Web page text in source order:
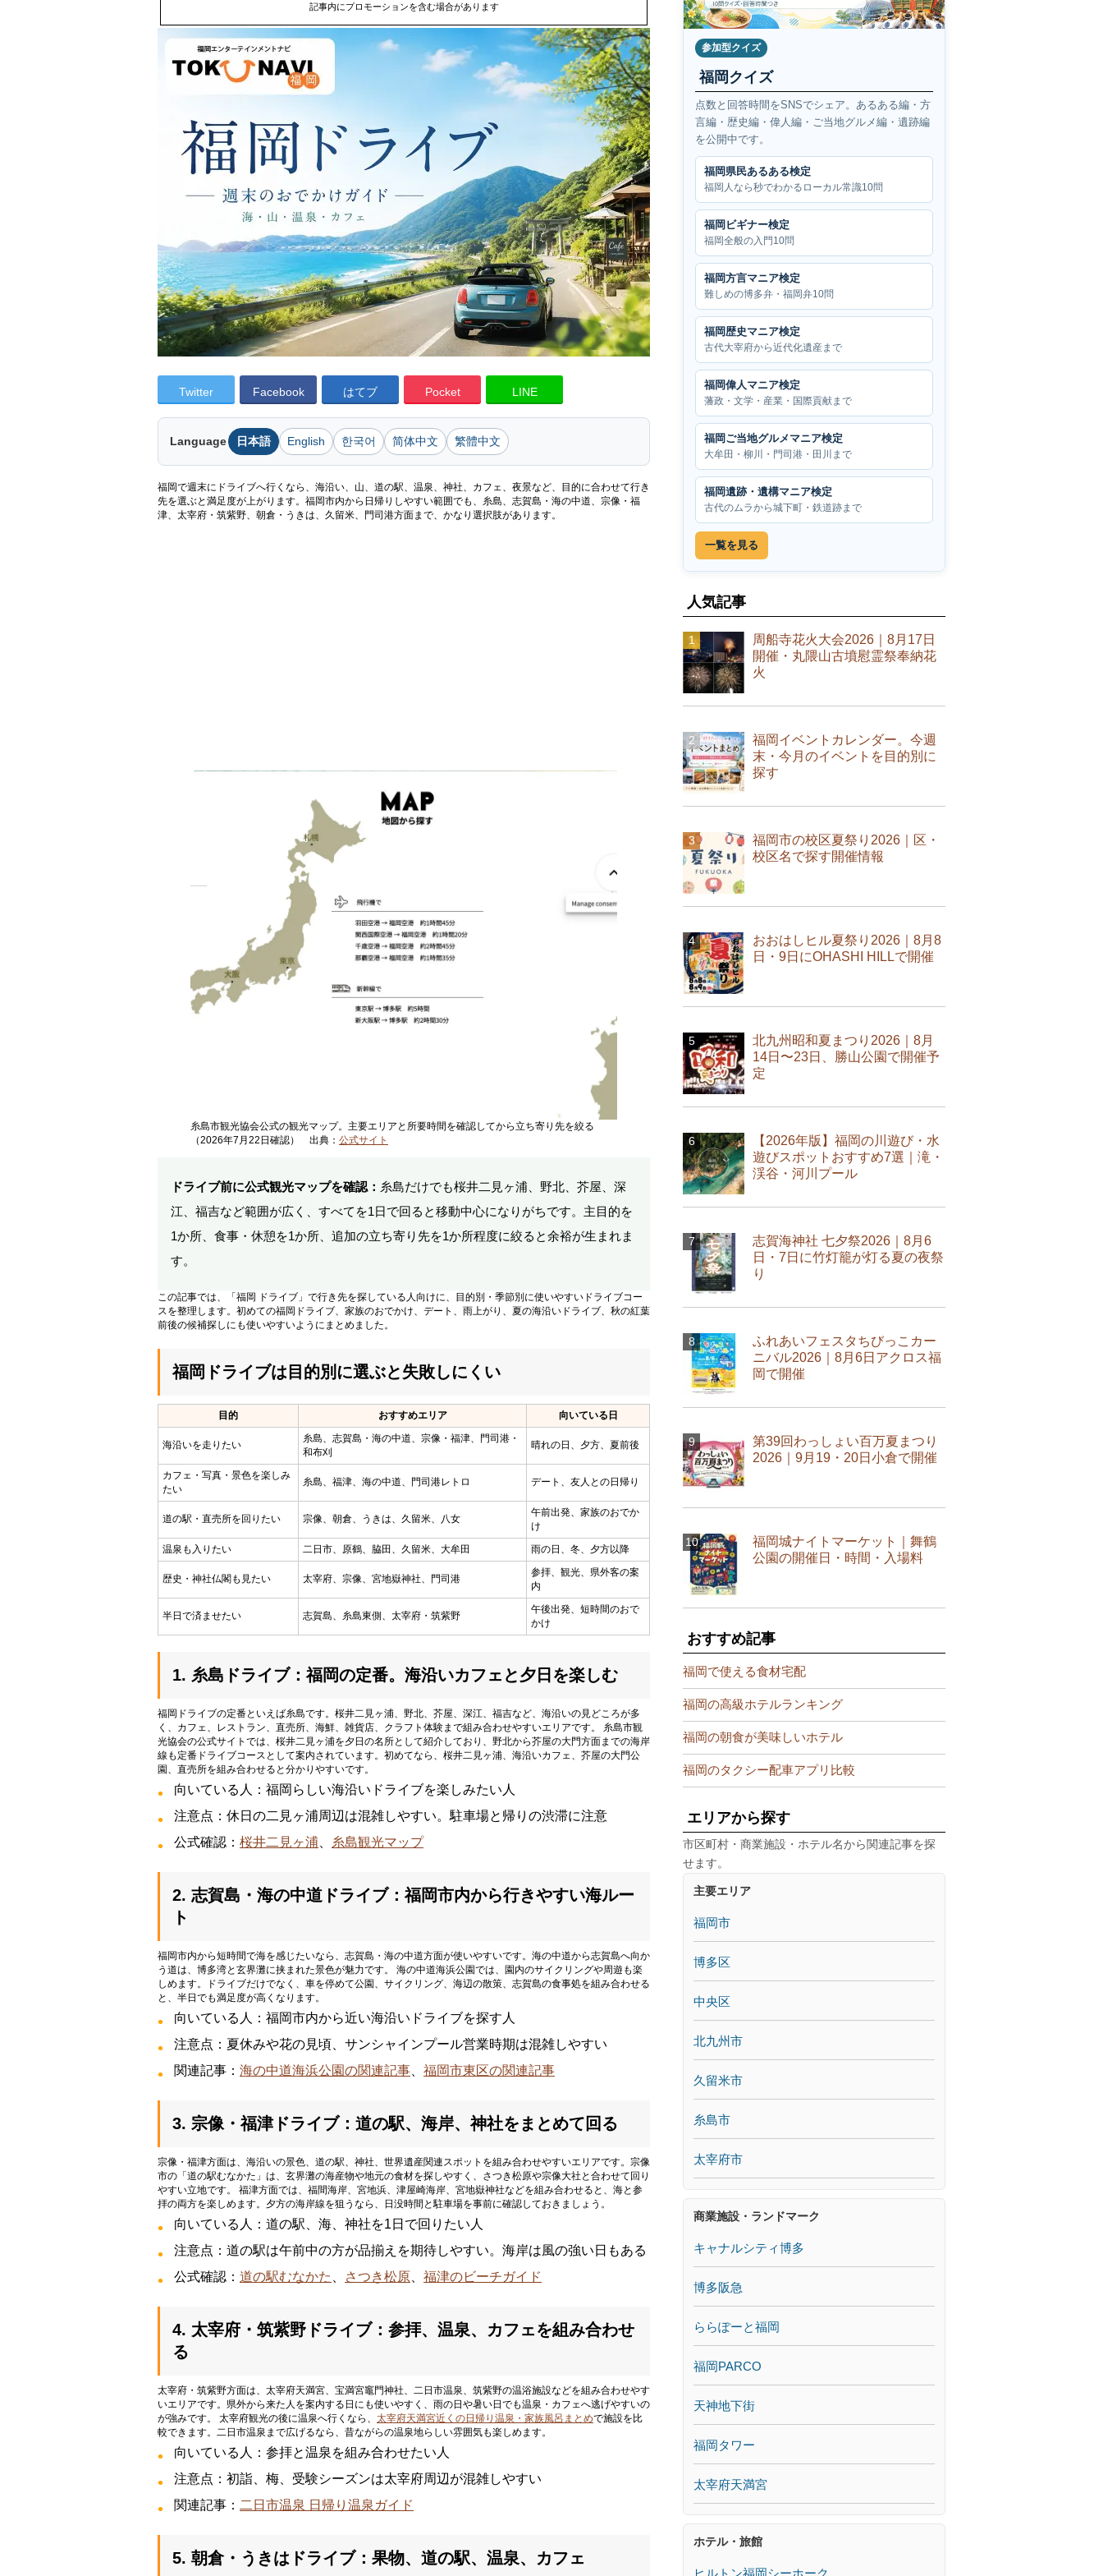
記事内にプロモーションを含む場合があります
Twitter Facebook はてブ Pocket LINE
Language 日本語 English 한국어 简体中文 繁體中文
福岡で週末にドライブへ行くなら、海沿い、山、道の駅、温泉、神社、カフェ、夜景など、目的に合わせて行き
先を選ぶと満足度が上がります。福岡市内から日帰りしやすい範囲でも、糸島、志賀島・海の中道、宗像・福
津、太宰府・筑紫野、朝倉・うきは、久留米、門司港方面まで、かなり選択肢があります。
糸島市観光協会公式の観光マップ。主要エリアと所要時間を確認してから立ち寄り先を絞る
（2026年7月22日確認） 出典： 公式サイト
ドライブ前に公式観光マップを確認： 糸島だけでも桜井二見ヶ浦、野北、芥屋、深
江、福吉など範囲が広く、すべてを1日で回ると移動中心になりがちです。主目的を
1か所、食事・休憩を1か所、追加の立ち寄り先を1か所程度に絞ると余裕が生まれま
す。
この記事では、「福岡 ドライブ」で行き先を探している人向けに、目的別・季節別に使いやすいドライブコー
スを整理します。初めての福岡ドライブ、家族のおでかけ、デート、雨上がり、夏の海沿いドライブ、秋の紅葉
前後の候補探しにも使いやすいようにまとめました。
福岡ドライブは目的別に選ぶと失敗しにくい
目的 おすすめエリア 向いている日
海沿いを走りたい
糸島、志賀島・海の中道、宗像・福津、門司港・
和布刈
晴れの日、夕方、夏前後
カフェ・写真・景色を楽しみ
たい
糸島、福津、海の中道、門司港レトロ デート、友人との日帰り
道の駅・直売所を回りたい 宗像、朝倉、うきは、久留米、八女
午前出発、家族のおでか
け
温泉も入りたい
二日市、原鶴、脇田、久留米、大牟田 雨の日、冬、夕方以降
歴史・神社仏閣も見たい 太宰府、宗像、宮地嶽神社、門司港
参拝、観光、県外客の案
内
半日で済ませたい 志賀島、糸島東側、太宰府・筑紫野
午後出発、短時間のおで
かけ
1. 糸島ドライブ：福岡の定番。海沿いカフェと夕日を楽しむ
福岡ドライブの定番といえば糸島です。桜井二見ヶ浦、野北、芥屋、深江、福吉など、海沿いの見どころが多
く、カフェ、レストラン、直売所、海鮮、雑貨店、クラフト体験まで組み合わせやすいエリアです。 糸島市観
光協会の公式サイトでは、桜井二見ヶ浦を夕日の名所として紹介しており、野北から芥屋の大門方面までの海岸
線も定番ドライブコースとして案内されています。初めてなら、桜井二見ヶ浦、海沿いカフェ、芥屋の大門公
園、直売所を組み合わせると分かりやすいです。
向いている人：福岡らしい海沿いドライブを楽しみたい人
注意点：休日の二見ヶ浦周辺は混雑しやすい。駐車場と帰りの渋滞に注意
公式確認： 桜井二見ヶ浦、 糸島観光マップ
2. 志賀島・海の中道ドライブ：福岡市内から行きやすい海ルー
ト
福岡市内から短時間で海を感じたいなら、志賀島・海の中道方面が使いやすいです。海の中道から志賀島へ向か
う道は、博多湾と玄界灘に挟まれた景色が魅力です。 海の中道海浜公園では、園内のサイクリングや周遊も楽
しめます。ドライブだけでなく、車を停めて公園、サイクリング、海辺の散策、志賀島の食事処を組み合わせる
と、半日でも満足度が高くなります。
向いている人：福岡市内から近い海沿いドライブを探す人
注意点：夏休みや花の見頃、サンシャインプール営業時期は混雑しやすい
関連記事： 海の中道海浜公園の関連記事、 福岡市東区の関連記事
3. 宗像・福津ドライブ：道の駅、海岸、神社をまとめて回る
宗像・福津方面は、海沿いの景色、道の駅、神社、世界遺産関連スポットを組み合わせやすいエリアです。宗像
市の「道の駅むなかた」は、玄界灘の海産物や地元の食材を探しやすく、さつき松原や宗像大社と合わせて回り
やすい立地です。 福津方面では、福間海岸、宮地浜、津屋崎海岸、宮地嶽神社などを組み合わせると、海と参
拝の両方を楽しめます。夕方の海岸線を狙うなら、日没時間と駐車場を事前に確認しておきましょう。
向いている人：道の駅、海、神社を1日で回りたい人
注意点：道の駅は午前中の方が品揃えを期待しやすい。海岸は風の強い日もある
公式確認： 道の駅むなかた 、 さつき松原、 福津のビーチガイド
4. 太宰府・筑紫野ドライブ：参拝、温泉、カフェを組み合わせ
る
太宰府・筑紫野方面は、太宰府天満宮、宝満宮竈門神社、二日市温泉、筑紫野の温浴施設などを組み合わせやす
いエリアです。県外から来た人を案内する日にも使いやすく、雨の日や暑い日でも温泉・カフェへ逃げやすいの
が強みです。 太宰府観光の後に温泉へ行くなら、 太宰府天満宮近くの日帰り温泉・家族風呂まとめで施設を比
較できます。二日市温泉まで広げるなら、昔ながらの温泉地らしい雰囲気も楽しめます。
向いている人：参拝と温泉を組み合わせたい人
注意点：初詣、梅、受験シーズンは太宰府周辺が混雑しやすい
関連記事： 二日市温泉 日帰り温泉ガイド
5. 朝倉・うきはドライブ：果物、道の駅、温泉、カフェ
参加型クイズ
福岡クイズ
点数と回答時間をSNSでシェア。あるある編・方
言編・歴史編・偉人編・ご当地グルメ編・遺跡編
を公開中です。
福岡県民あるある検定
福岡人なら秒でわかるローカル常識10問
福岡ビギナー検定
福岡全般の入門10問
福岡方言マニア検定
難しめの博多弁・福岡弁10問
福岡歴史マニア検定
古代大宰府から近代化遺産まで
福岡偉人マニア検定
藩政・文学・産業・国際貢献まで
福岡ご当地グルメマニア検定
大牟田・柳川・門司港・田川まで
福岡遺跡・遺構マニア検定
古代のムラから城下町・鉄道跡まで
一覧を見る
人気記事
周船寺花火大会2026｜8月17日
開催・丸隈山古墳慰霊祭奉納花
火
福岡イベントカレンダー。今週
末・今月のイベントを目的別に
探す
福岡市の校区夏祭り2026｜区・
校区名で探す開催情報
おおはしヒル夏祭り2026｜8月8
日・9日にOHASHI HILLで開催
北九州昭和夏まつり2026｜8月
14日〜23日、勝山公園で開催予
定
【2026年版】福岡の川遊び・水
遊びスポットおすすめ7選｜滝・
渓谷・河川プール
志賀海神社 七夕祭2026｜8月6
日・7日に竹灯籠が灯る夏の夜祭
り
ふれあいフェスタちびっこカー
ニバル2026｜8月6日アクロス福
岡で開催
第39回わっしょい百万夏まつり
2026｜9月19・20日小倉で開催
福岡城ナイトマーケット｜舞鶴
公園の開催日・時間・入場料
おすすめ記事
福岡で使える食材宅配
福岡の高級ホテルランキング
福岡の朝食が美味しいホテル
福岡のタクシー配車アプリ比較
エリアから探す
市区町村・商業施設・ホテル名から関連記事を探
せます。
主要エリア
福岡市
博多区
中央区
北九州市
久留米市
糸島市
太宰府市
商業施設・ランドマーク
キャナルシティ博多
博多阪急
ららぽーと福岡
福岡PARCO
天神地下街
福岡タワー
太宰府天満宮
ホテル・旅館
ヒルトン福岡シーホーク